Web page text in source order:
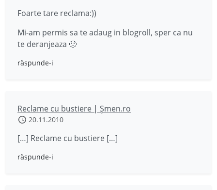
Foarte tare reclama:))
Mi-am permis sa te adaug in blogroll, sper ca nu
te deranjeaza 🙂
răspunde-i
Reclame cu bustiere | Șmen.ro
20.11.2010
[…] Reclame cu bustiere […]
răspunde-i